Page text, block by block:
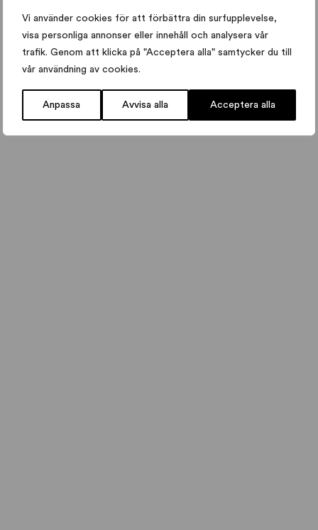
Vi använder cookies för att förbättra din surfupplevelse,
visa personliga annonser eller innehåll och analysera vår
trafik. Genom att klicka på "Acceptera alla" samtycker du till
vår användning av cookies.
Anpassa Avvisa alla Acceptera alla